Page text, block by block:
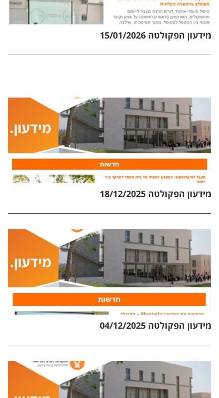
מידעון הפקולטה 15/01/2026
מידעון הפקולטה 18/12/2025
מידעון הפקולטה 04/12/2025